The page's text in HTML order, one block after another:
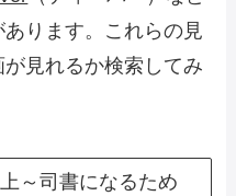
ります。これらの見
見れるか検索してみ
～司書になるため